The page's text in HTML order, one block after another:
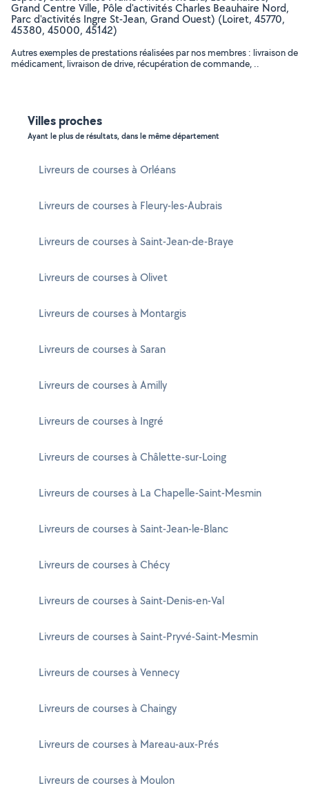
Grand Centre Ville, Pôle d'activités Charles Beauhaire Nord,
Parc d'activités Ingre St-Jean, Grand Ouest) (Loiret, 45770,
45380, 45000, 45142)
Autres exemples de prestations réalisées par nos membres : livraison de
médicament, livraison de drive, récupération de commande, ..
Villes proches
Ayant le plus de résultats, dans le même département
Livreurs de courses à Orléans
Livreurs de courses à Fleury-les-Aubrais
Livreurs de courses à Saint-Jean-de-Braye
Livreurs de courses à Olivet
Livreurs de courses à Montargis
Livreurs de courses à Saran
Livreurs de courses à Amilly
Livreurs de courses à Ingré
Livreurs de courses à Châlette-sur-Loing
Livreurs de courses à La Chapelle-Saint-Mesmin
Livreurs de courses à Saint-Jean-le-Blanc
Livreurs de courses à Chécy
Livreurs de courses à Saint-Denis-en-Val
Livreurs de courses à Saint-Pryvé-Saint-Mesmin
Livreurs de courses à Vennecy
Livreurs de courses à Chaingy
Livreurs de courses à Mareau-aux-Prés
Livreurs de courses à Moulon